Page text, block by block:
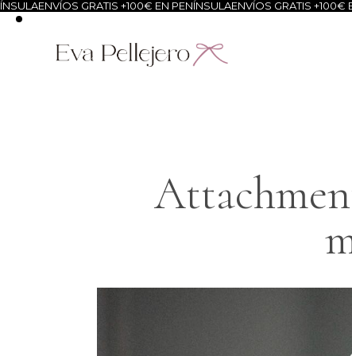
ENVÍOS GRATIS +100€ EN PENÍNSULAENVÍOS GRATIS +100€ EN